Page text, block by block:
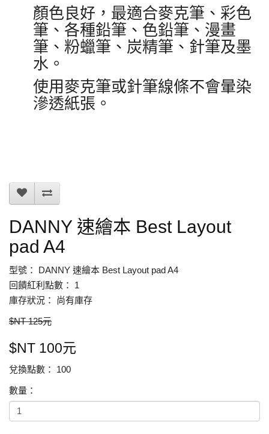
顏色良好，最適合麥克筆、彩色
筆、各種鉛筆、色鉛筆、漫畫
筆、粉蠟筆、炭精筆、針筆及墨
水。
使用麥克筆或針筆線條不會暈染
滲透紙張。
DANNY 速繪本 Best Layout
pad A4
型號： DANNY 速繪本 Best Layout pad A4
回饋紅利點數： 1
庫存狀況： 尚有庫存
$NT 125元
$NT 100元
兌換點數： 100
數量：